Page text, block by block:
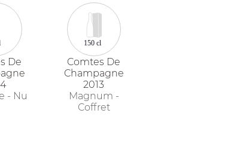
De
- Nu
150 cl
Comtes De
Champagne
2013
Magnum -
Coffret